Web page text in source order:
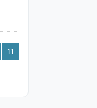
11